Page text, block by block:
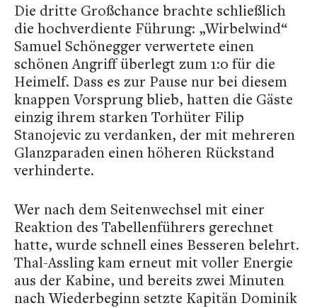
Die dritte Großchance brachte schließlich
die hochverdiente Führung: „Wirbelwind“
Samuel Schönegger verwertete einen
schönen Angriff überlegt zum 1:0 für die
Heimelf. Dass es zur Pause nur bei diesem
knappen Vorsprung blieb, hatten die Gäste
einzig ihrem starken Torhüter Filip
Stanojevic zu verdanken, der mit mehreren
Glanzparaden einen höheren Rückstand
verhinderte.
Wer nach dem Seitenwechsel mit einer
Reaktion des Tabellenführers gerechnet
hatte, wurde schnell eines Besseren belehrt.
Thal-Assling kam erneut mit voller Energie
aus der Kabine, und bereits zwei Minuten
nach Wiederbeginn setzte Kapitän Dominik